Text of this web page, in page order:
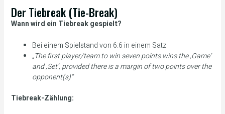
Der Tiebreak (Tie-Break)
Wann wird ein Tiebreak gespielt?
Bei einem Spielstand von 6:6 in einem Satz
„The first player/team to win seven points wins the ‚Game‘
and ‚Set‘, provided there is a margin of two points over the
opponent(s)“
Tiebreak-Zählung: